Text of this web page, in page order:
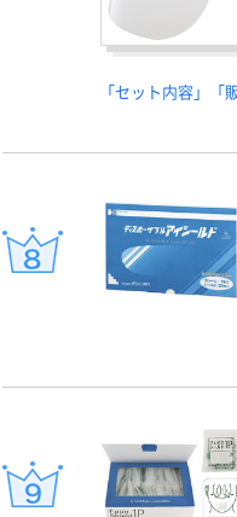
「セット内容」「